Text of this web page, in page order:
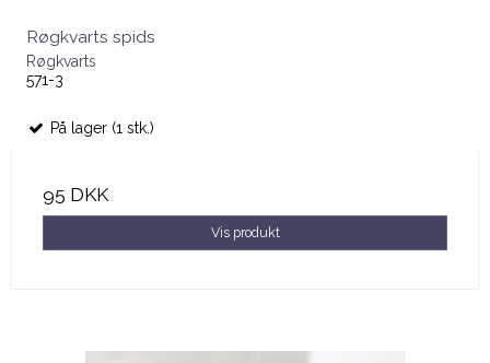
Røgkvarts spids
Røgkvarts
571-3
På lager (1 stk.)
95 DKK
Vis produkt